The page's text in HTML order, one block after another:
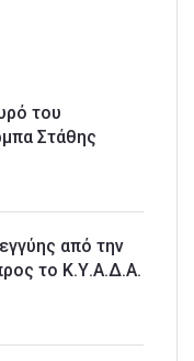
του
Στάθης
από την
το Κ.Υ.Α.Δ.Α.